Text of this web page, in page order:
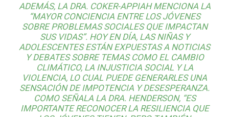
ADEMÁS, LA DRA. COKER-APPIAH MENCIONA LA
“MAYOR CONCIENCIA ENTRE LOS JÓVENES
SOBRE PROBLEMAS SOCIALES QUE IMPACTAN
SUS VIDAS”. HOY EN DÍA, LAS NIÑAS Y
ADOLESCENTES ESTÁN EXPUESTAS A NOTICIAS
Y DEBATES SOBRE TEMAS COMO EL CAMBIO
CLIMÁTICO, LA INJUSTICIA SOCIAL Y LA
VIOLENCIA, LO CUAL PUEDE GENERARLES UNA
SENSACIÓN DE IMPOTENCIA Y DESESPERANZA.
COMO SEÑALA LA DRA. HENDERSON, “ES
IMPORTANTE RECONOCER LA RESILIENCIA QUE